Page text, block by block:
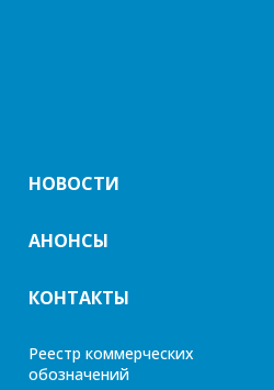
НОВОСТИ
АНОНСЫ
КОНТАКТЫ
Реестр коммерческих
обозначений